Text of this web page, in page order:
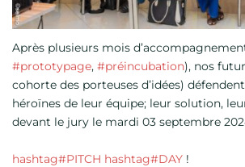
Après plusieurs mois
#prototypage, #préincubation), nos
cohorte des porteuses d’idées)
héroïnes de leur équipe; leur solution,
devant le jury le mardi 03 septembre
hashtag#PITCH hashtag#DAY !